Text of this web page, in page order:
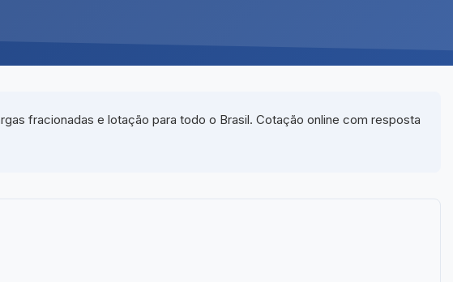
fracionadas e lotação para todo o Brasil. Cotação online com resposta